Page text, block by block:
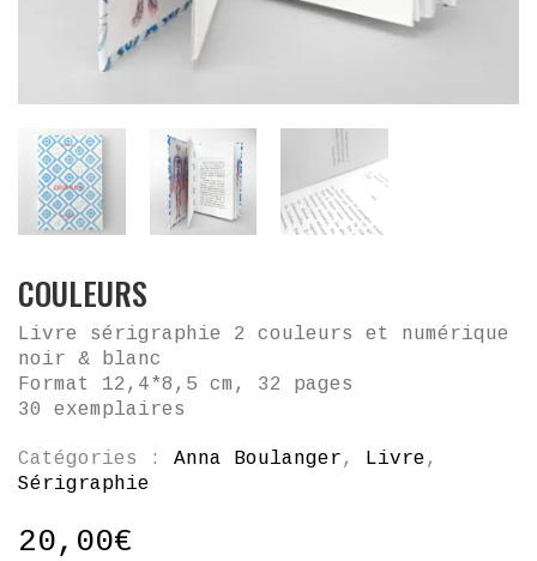
COULEURS
Livre sérigraphie 2 couleurs et numérique
noir & blanc
Format 12,4*8,5 cm, 32 pages
30 exemplaires
Catégories : Anna Boulanger , Livre ,
Sérigraphie
20,00€